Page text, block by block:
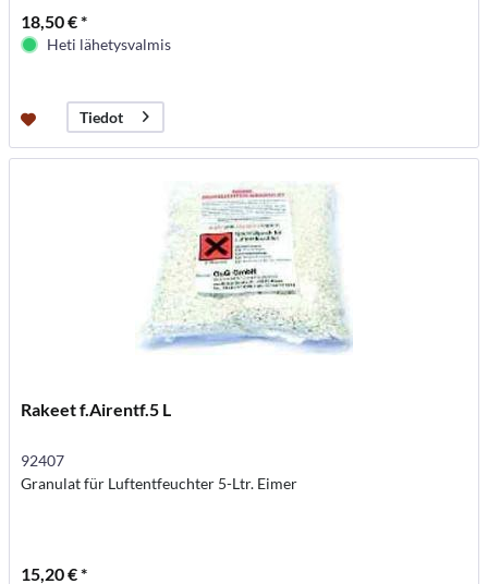
18,50 € *
Heti lähetysvalmis
Tiedot
Rakeet f.Airentf.5 L
92407
Granulat für Luftentfeuchter 5-Ltr. Eimer
15,20 € *